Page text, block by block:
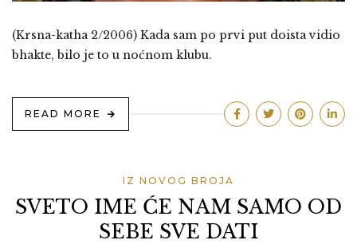
(Krsna-katha 2/2006) Kada sam po prvi put doista vidio
bhakte, bilo je to u noćnom klubu.
READ MORE
IZ NOVOG BROJA
SVETO IME ĆE NAM SAMO OD
SEBE SVE DATI